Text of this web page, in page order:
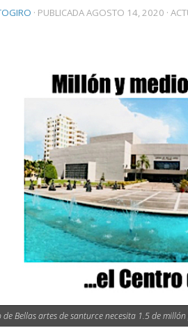
· PUBLICADAAGOSTO 14, 2020 ·
de Bellas artes de santurce necesita 1.5 de